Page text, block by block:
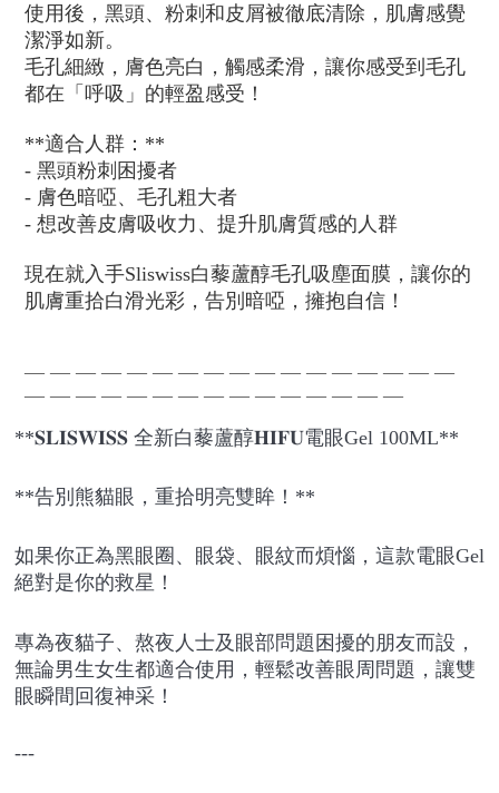
使用後，黑頭、粉刺和皮屑被徹底清除，肌膚感覺
潔淨如新。
毛孔細緻，膚色亮白，觸感柔滑，讓你感受到毛孔
都在「呼吸」的輕盈感受！
**適合人群：**
- 黑頭粉刺困擾者
- 膚色暗啞、毛孔粗大者
- 想改善皮膚吸收力、提升肌膚質感的人群
現在就入手Sliswiss白藜蘆醇毛孔吸塵面膜，讓你的
肌膚重拾白滑光彩，告別暗啞，擁抱自信！
— — — — — — — — — — — — — — — — —
— — — — — — — — — — — — — — —
**𝐒𝐋𝐈𝐒𝐖𝐈𝐒𝐒全新白藜蘆醇𝐇𝐈𝐅𝐔電眼Gel 100ML**
**告別熊貓眼，重拾明亮雙眸！**
如果你正為黑眼圈、眼袋、眼紋而煩惱，這款電眼Gel
絕對是你的救星！
專為夜貓子、熬夜人士及眼部問題困擾的朋友而設，
無論男生女生都適合使用，輕鬆改善眼周問題，讓雙
眼瞬間回復神采！
---